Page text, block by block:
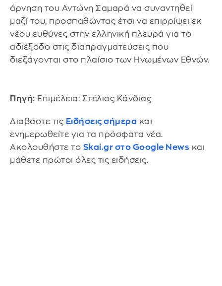
άρνηση του Αντώνη Σαμαρά να συναντηθεί
μαζί του, προσπαθώντας έτσι να επιρρίψει εκ
νέου ευθύνες στην ελληνική πλευρά για το
αδιέξοδο στις διαπραγματεύσεις που
διεξάγονται στο πλαίσιο των Ηνωμένων Εθνών.
Πηγή: Επιμέλεια: Στέλιος Κάνδιας
Διαβάστε τις Ειδήσεις σήμερα και
ενημερωθείτε για τα πρόσφατα νέα.
Ακολουθήστε το Skai.gr στο Google News και
μάθετε πρώτοι όλες τις ειδήσεις.